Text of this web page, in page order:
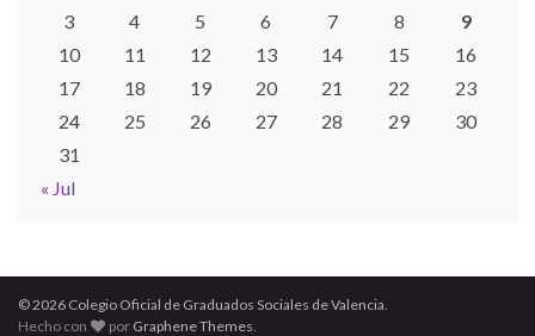
« Jul
3
4 5 6 7 8
9
10
11 12 13 14 15
16
17
18 19 20 21 22
23
24
25 26 27 28 29
30
31
© 2026 Colegio Oficial de Graduados Sociales de Valencia.
Hecho con
por Graphene Themes